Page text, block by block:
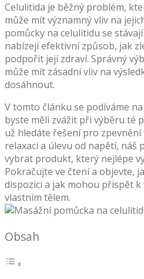
Celulitida je běžný problém,
může mít významný vliv na
pomůcky na celulitidu se
nabízejí efektivní způsob, jak
podpořit její zdraví. Správný
může mít zásadní vliv na
dosáhnout.
V tomto článku se podíváme
byste měli zvážit při výběru té
už hledáte řešení pro
relaxaci a úlevu od napětí, náš
vybrat produkt, který nejlépe
Pokračujte ve čtení a objevte,
dispozici a jak mohou přispět
vlastním tělem.
Obsah